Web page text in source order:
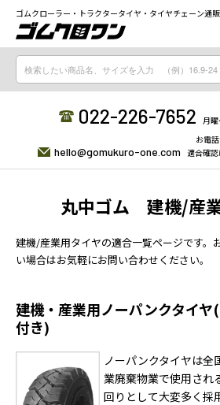
ゴムクローラー・トラクタータイヤ・タイヤチェーン通販
022-226-7652 月
hello@gomukuro-one.com
お電
適合確
丸中ゴム 建機/産
建機/産業用タイヤの適合一覧ページです。
い場合はお気軽にお問い合わせください。
建機・産業用ノーパンクタイ
付き)
ノーパンクタイヤは全
業廃棄物業で使用され
回りとして大変多く採